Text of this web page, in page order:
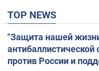
TOP NEWS
"Защита нашей
антибаллистической
против России и